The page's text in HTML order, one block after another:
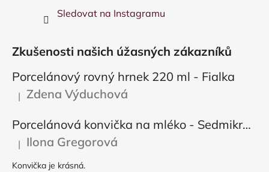
Sledovat na Instagramu
Zkušenosti našich úžasných zákazníků
Porcelánový rovný hrnek 220 ml - Fialka
Hodnocení produktu je 5 z 5 hvězdiček.
| Zdena Výduchová
Porcelánová konvička na mléko - Sedmikráska
Hodnocení produktu je 5 z 5 hvězdiček.
| Ilona Gregorová
Konvička je krásná.